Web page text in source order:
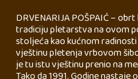
DRVENARIJA POŠPAIĆ –
tradiciju pletarstva na ovom
stoljeća kao kućnom
vještinu pletenja vrbovom
je tu istu vještinu prenio na